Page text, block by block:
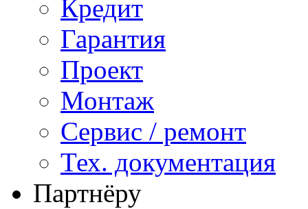
Кредит
Гарантия
Проект
Монтаж
Сервис / ремонт
Тех. документация
Партнёру